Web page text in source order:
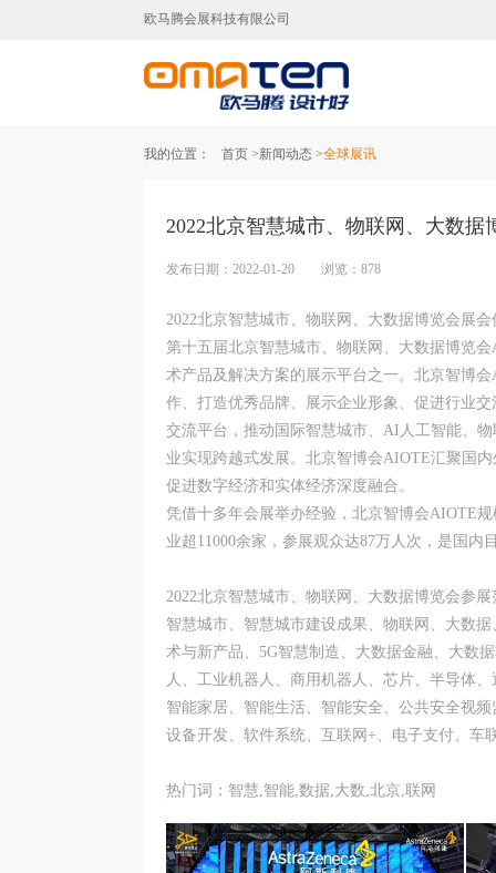
欧马腾会展科技有限公司
我的位置： 首页 >新闻动态 >全球展讯
2022北京智慧城市、物联网、大数据
发布日期：2022-01-20 浏览：878
2022北京智慧城市、物联网、大数据博览会展会
第十五届北京智慧城市、物联网、大数据博览
术产品及解决方案的展示平台之一。北京智博
作、打造优秀品牌、展示企业形象、促进行业
交流平台，推动国际智慧城市、AI人工智能、
业实现跨越式发展。北京智博会AIOTE汇聚国
促进数字经济和实体经济深度融合。
凭借十多年会展举办经验，北京智博会AIOTE
业超11000余家，参展观众达87万人次，是国
2022北京智慧城市、物联网、大数据博览会参展
智慧城市、智慧城市建设成果、物联网、大数
术与新产品、5G智慧制造、大数据金融、大数
人、工业机器人、商用机器人、芯片、半导体
智能家居、智能生活、智能安全、公共安全视
设备开发、软件系统、互联网+、电子支付、车
热门词：智慧,智能,数据,大数,北京,联网